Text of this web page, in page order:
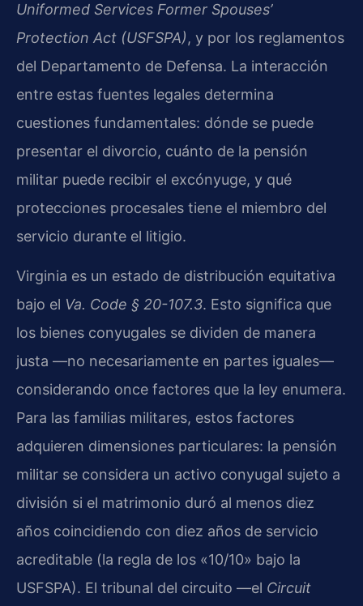
Uniformed Services Former Spouses’
Protection Act (USFSPA), y por los reglamentos
del Departamento de Defensa. La interacción
entre estas fuentes legales determina
cuestiones fundamentales: dónde se puede
presentar el divorcio, cuánto de la pensión
militar puede recibir el excónyuge, y qué
protecciones procesales tiene el miembro del
servicio durante el litigio.
Virginia es un estado de distribución equitativa
bajo el Va. Code § 20-107.3. Esto significa que
los bienes conyugales se dividen de manera
justa —no necesariamente en partes iguales—
considerando once factores que la ley enumera.
Para las familias militares, estos factores
adquieren dimensiones particulares: la pensión
militar se considera un activo conyugal sujeto a
división si el matrimonio duró al menos diez
años coincidiendo con diez años de servicio
acreditable (la regla de los «10/10» bajo la
USFSPA). El tribunal del circuito —el Circuit